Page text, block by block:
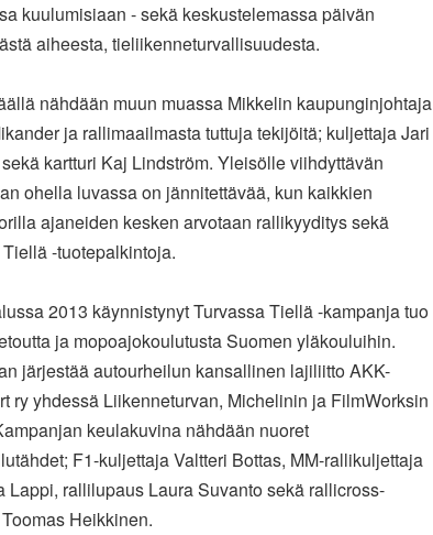
kuulumisiaan - sekä keskustelemassa päivän
aiheesta, tieliikenneturvallisuudesta.
nähdään muun muassa Mikkelin kaupunginjohtaja
ja rallimaailmasta tuttuja tekijöitä; kuljettaja Jari
kartturi Kaj Lindström. Yleisölle viihdyttävän
ohella luvassa on jännitettävää, kun kaikkien
ajaneiden kesken arvotaan rallikyyditys sekä
-tuotepalkintoja.
2013 käynnistynyt Turvassa Tiellä -kampanja tuo
ja mopoajokoulutusta Suomen yläkouluihin.
järjestää autourheilun kansallinen lajiliitto AKK-
ry yhdessä Liikenneturvan, Michelinin ja FilmWorksin
keulakuvina nähdään nuoret
F1-kuljettaja Valtteri Bottas, MM-rallikuljettaja
Lappi, rallilupaus Laura Suvanto sekä rallicross-
Heikkinen.